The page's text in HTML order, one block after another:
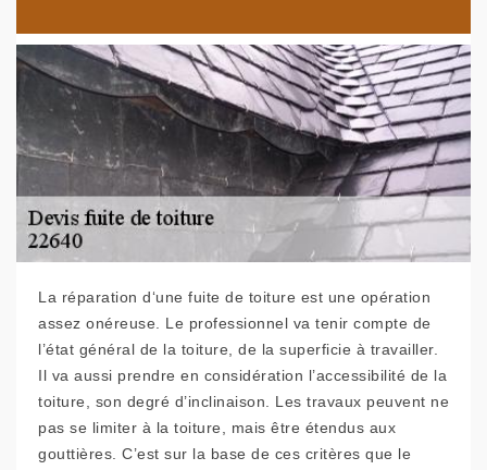
La réparation d‘une fuite de toiture est une opération
assez onéreuse. Le professionnel va tenir compte de
l’état général de la toiture, de la superficie à travailler.
Il va aussi prendre en considération l’accessibilité de la
toiture, son degré d’inclinaison. Les travaux peuvent ne
pas se limiter à la toiture, mais être étendus aux
gouttières. C’est sur la base de ces critères que le